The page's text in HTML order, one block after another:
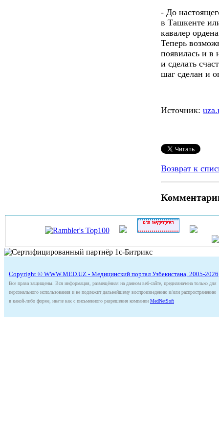
- До
в Ташкенте
кавалер
Теперь
появилась и
и сделать
шаг сделан и
Источник:
Возврат к
Copyright © WWW.MED.UZ - Медицинский портал Узбекистана, 2005-2026
Все права защищены. Вся информация, размещённая на данном веб-сайте, предназначена только для
персонального использования и не подлежит дальнейшему воспроизведению и/или распространению
в какой-либо форме, иначе как с письменного разрешения компании MedNetSoft